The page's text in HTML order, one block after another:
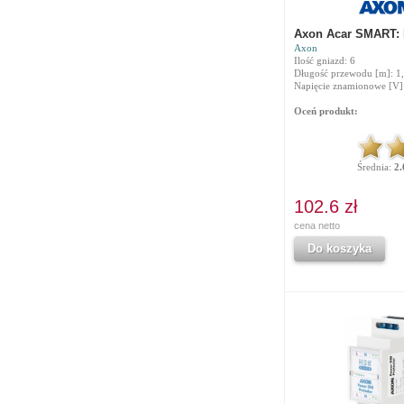
Axon Acar SMART:
Axon
Ilość gniazd: 6
Długość przewodu [m]:
Napięcie znamionowe
Oceń produkt:
Średnia:
102.6 zł
cena netto
Do koszyka